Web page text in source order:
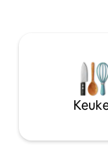
paden, een
tennis- en
minuut lopen.
restaurants en
verblijf!